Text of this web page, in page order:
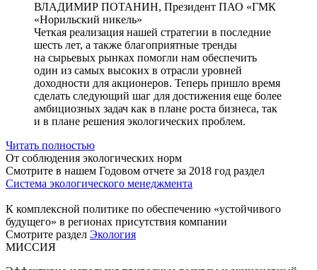
ВЛАДИМИР ПОТАНИН, Президент ПАО «ГМК
«Норильский никель»
Четкая реализация нашей стратегии в последние
шесть лет, а также благоприятные тренды
на сырьевых рынках помогли нам обеспечить
один из самых высоких в отрасли уровней
доходности для акционеров. Теперь пришло время
сделать следующий шаг для достижения еще более
амбициозных задач как в плане роста бизнеса, так
и в плане решения экологических проблем.
Читать полностью
От соблюдения экологических норм
Смотрите в нашем Годовом отчете за 2018 год раздел
Система экологического менеджмента
К комплексной политике по обеспечению «устойчивого
будущего» в регионах присутствия компании
Смотрите раздел Экология
МИССИЯ